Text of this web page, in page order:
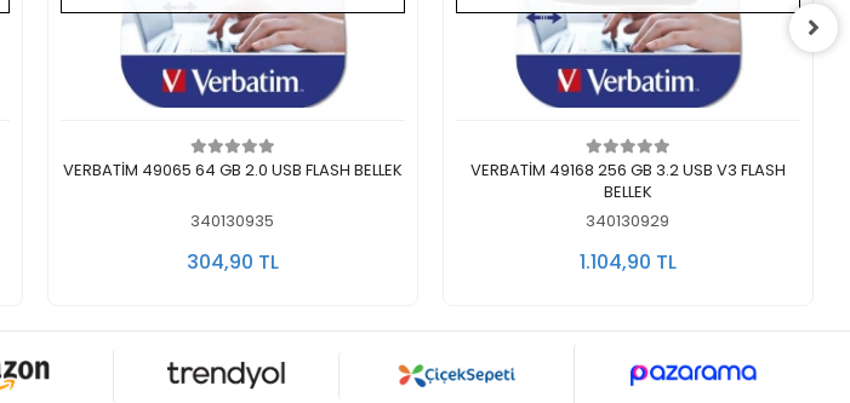
Stokta Yok
VERBATİM 49065 64 GB 2.0 USB FLASH BELLEK
340130935
304,90 TL
Stokta Yok
VERBATİM 49168 256 GB 3.2 USB V3 FLASH
BELLEK
340130929
1.104,90 TL